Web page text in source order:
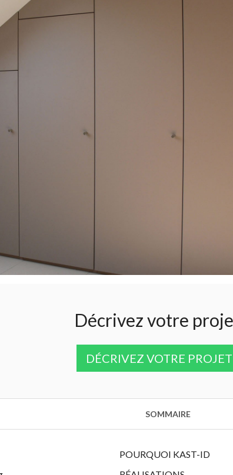
presté un travail
un tout grand
Décrivez votre
DÉCRIVEZ VOTRE
SOMMAIRE
POURQUOI KAST-ID